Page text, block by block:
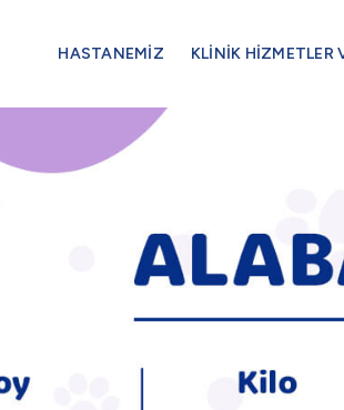
HASTANEMİZ KLİNİK HİZMETLER